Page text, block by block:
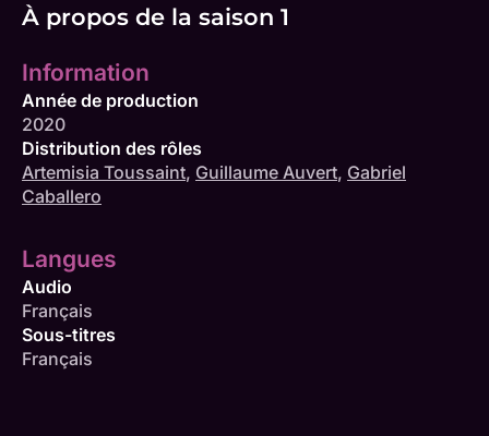
À propos de la saison 1
Information
Année de production
2020
Distribution des rôles
Artemisia Toussaint, Guillaume Auvert, Gabriel
Caballero
Langues
Audio
Français
Sous-titres
Français